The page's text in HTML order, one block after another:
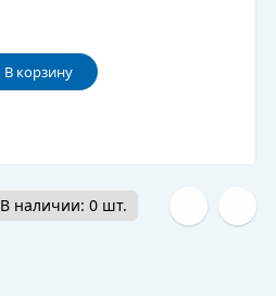
В корзину
В наличии: 0 шт.